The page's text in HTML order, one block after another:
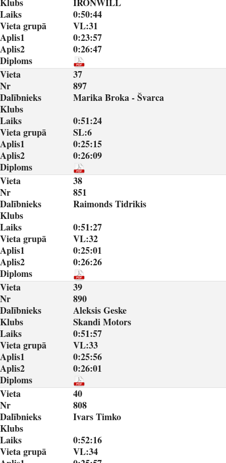
Laiks
0:50:44
Vieta grupā
VL:31
Aplis1
0:23:57
Aplis2
0:26:47
Diploms
Vieta
37
Nr
897
Dalībnieks
Marika Broka - Švarca
Klubs
Laiks
0:51:24
Vieta grupā
SL:6
Aplis1
0:25:15
Aplis2
0:26:09
Diploms
Vieta
38
Nr
851
Dalībnieks
Raimonds Tidrikis
Klubs
Laiks
0:51:27
Vieta grupā
VL:32
Aplis1
0:25:01
Aplis2
0:26:26
Diploms
Vieta
39
Nr
890
Dalībnieks
Aleksis Geske
Klubs
Skandi Motors
Laiks
0:51:57
Vieta grupā
VL:33
Aplis1
0:25:56
Aplis2
0:26:01
Diploms
Vieta
40
Nr
808
Dalībnieks
Ivars Timko
Klubs
Laiks
0:52:16
Vieta grupā
VL:34